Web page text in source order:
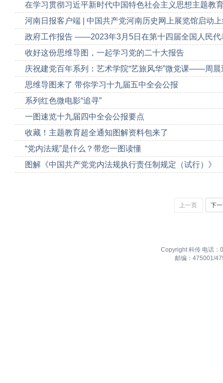
在学习贯彻习近平新时代中国特色社会主义思想主题教
河南日报客户端 | 中国共产党河南历史网上展览馆启动
政府工作报告 ——2023年3月5日在第十四届全国人民代
收好这份思维导图，一起学习党的二十大报告
庆祝建党百年系列：艺术学院“艺旅风华”微党课——周晨
思维导图来了 带你学习十九届五中全会公报
系列红色微电影“追寻”
一图速览十九届四中全会公报要点
收藏！主题教育超全通知图解资料包来了
“党内法规”是什么？带您一图读懂
图解《中国共产党党内法规执行责任制规定（试行）》
上一页 下
Copyright 科传 电话：
邮编：475001/